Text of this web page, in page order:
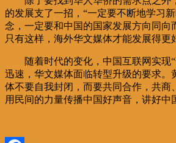
的发展支了一招，“一定要不断地学习
念，一定要和中国的国家发展方向同向
只有这样，海外华文媒体才能发展得更
随着时代的变化，中国互联网实现
迅速，华文媒体面临转型升级的要求。
体不要自我封闭，而要共同合作，共商
用民间的力量传播中国好声音，讲好中